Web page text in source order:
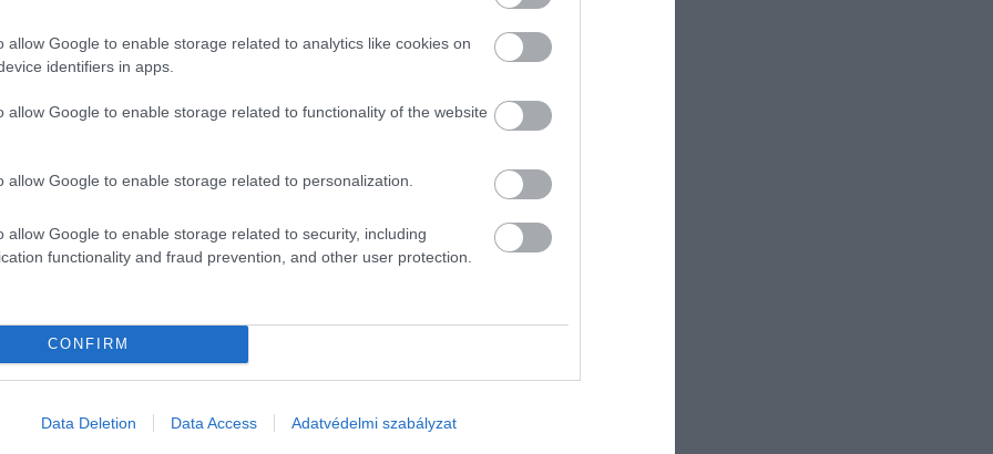
allow Google to enable storage related to analytics like cookies on
identifiers in apps.
allow Google to enable storage related to functionality of the website
allow Google to enable storage related to personalization.
allow Google to enable storage related to security, including
functionality and fraud prevention, and other user protection.
CONFIRM
Data Deletion Data Access Adatvédelmi szabályzat
mellett, mert az, amit mi
év, de még mindig nem történt bérfejlesztés.
várják, mert azzal csak annyira jutottak, hogy 220-250
tapasztalattal rendelkezik.
meghívójában az azt gondolom, hogy minimum
lemondás bértárgyalás